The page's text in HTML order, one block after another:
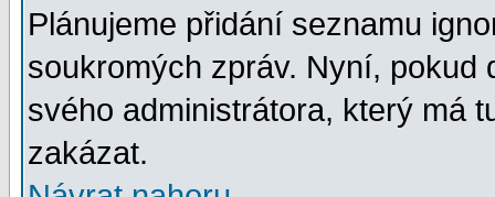
Plánujeme přidání seznamu
soukromých zpráv. Nyní, pokud
svého administrátora, který má
zakázat.